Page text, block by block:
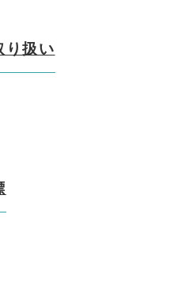
り扱い